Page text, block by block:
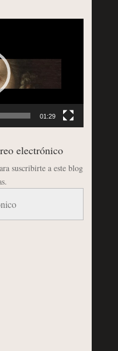
01:29
electrónico
suscribirte a este blog